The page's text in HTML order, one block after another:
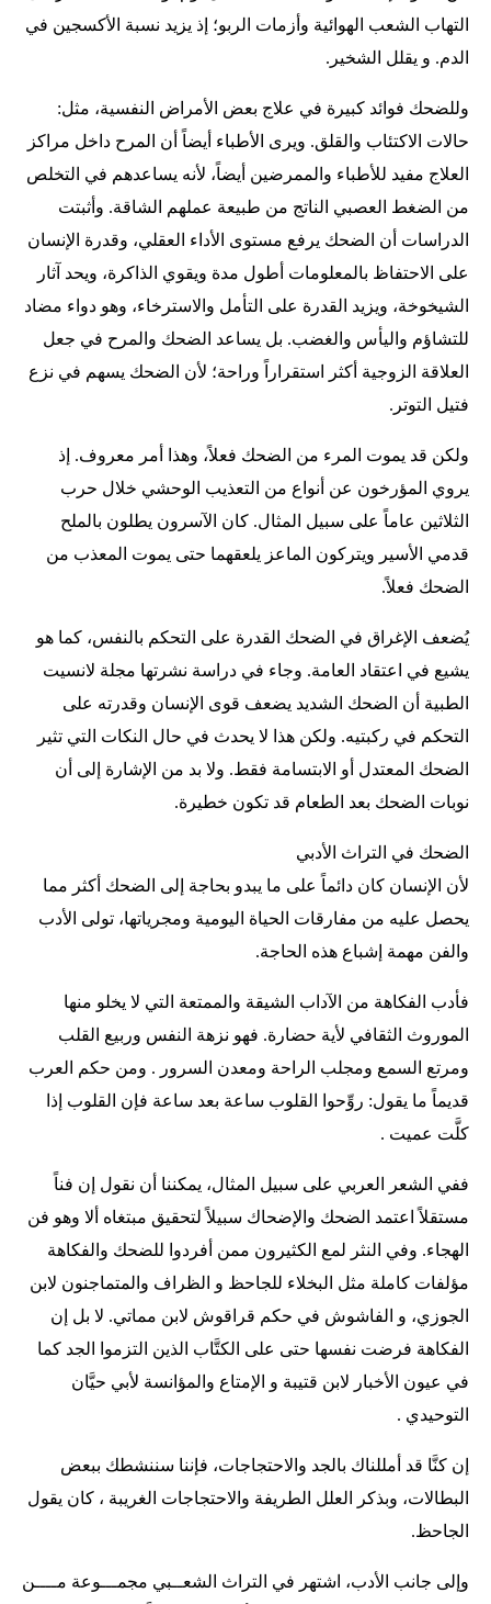
التهاب الشعب الهوائية وأزمات الربو؛ إذ يزيد نسبة الأكسجين في
الدم. و يقلل الشخير.
وللضحك فوائد كبيرة في علاج بعض الأمراض النفسية، مثل:
حالات الاكتئاب والقلق. ويرى الأطباء أيضاً أن المرح داخل مراكز
العلاج مفيد للأطباء والممرضين أيضاً، لأنه يساعدهم في التخلص
من الضغط العصبي الناتج من طبيعة عملهم الشاقة. وأثبتت
الدراسات أن الضحك يرفع مستوى الأداء العقلي، وقدرة الإنسان
على الاحتفاظ بالمعلومات أطول مدة ويقوي الذاكرة، ويحد آثار
الشيخوخة، ويزيد القدرة على التأمل والاسترخاء، وهو دواء مضاد
للتشاؤم واليأس والغضب. بل يساعد الضحك والمرح في جعل
العلاقة الزوجية أكثر استقراراً وراحة؛ لأن الضحك يسهم في نزع
فتيل التوتر.
ولكن قد يموت المرء من الضحك فعلاً، وهذا أمر معروف. إذ
يروي المؤرخون عن أنواع من التعذيب الوحشي خلال حرب
الثلاثين عاماً على سبيل المثال. كان الآسرون يطلون بالملح
قدمي الأسير ويتركون الماعز يلعقهما حتى يموت المعذب من
الضحك فعلاً.
يُضعف الإغراق في الضحك القدرة على التحكم بالنفس، كما هو
يشيع في اعتقاد العامة. وجاء في دراسة نشرتها مجلة لانسيت
الطبية أن الضحك الشديد يضعف قوى الإنسان وقدرته على
التحكم في ركبتيه. ولكن هذا لا يحدث في حال النكات التي تثير
الضحك المعتدل أو الابتسامة فقط. ولا بد من الإشارة إلى أن
نوبات الضحك بعد الطعام قد تكون خطيرة.
الضحك في التراث الأدبي
لأن الإنسان كان دائماً على ما يبدو بحاجة إلى الضحك أكثر مما
يحصل عليه من مفارقات الحياة اليومية ومجرياتها، تولى الأدب
والفن مهمة إشباع هذه الحاجة.
فأدب الفكاهة من الآداب الشيقة والممتعة التي لا يخلو منها
الموروث الثقافي لأية حضارة. فهو نزهة النفس وربيع القلب
ومرتع السمع ومجلب الراحة ومعدن السرور . ومن حكم العرب
قديماً ما يقول: روِّحوا القلوب ساعة بعد ساعة فإن القلوب إذا
كلَّت عميت .
ففي الشعر العربي على سبيل المثال، يمكننا أن نقول إن فناً
مستقلاً اعتمد الضحك والإضحاك سبيلاً لتحقيق مبتغاه ألا وهو فن
الهجاء. وفي النثر لمع الكثيرون ممن أفردوا للضحك والفكاهة
مؤلفات كاملة مثل البخلاء للجاحظ و الظراف والمتماجنون لابن
الجوزي، و الفاشوش في حكم قراقوش لابن مماتي. لا بل إن
الفكاهة فرضت نفسها حتى على الكتَّاب الذين التزموا الجد كما
في عيون الأخبار لابن قتيبة و الإمتاع والمؤانسة لأبي حيَّان
التوحيدي .
إن كنَّا قد أمللناك بالجد والاحتجاجات، فإننا سننشطك ببعض
البطالات، وبذكر العلل الطريفة والاحتجاجات الغريبة ، كان يقول
الجاحظ.
وإلى جانب الأدب، اشتهر في التراث الشعــبي مجمـــوعة مــــن